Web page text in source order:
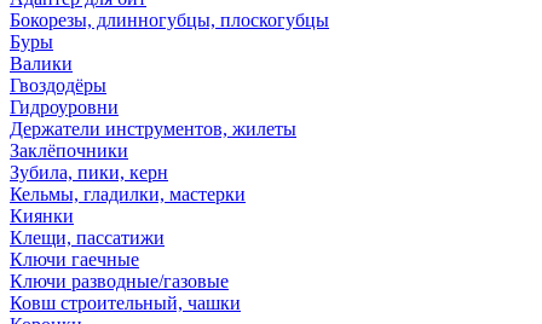
Бокорезы, длинногубцы, плоскогубцы
Буры
Валики
Гвоздодёры
Гидроуровни
Держатели инструментов, жилеты
Заклёпочники
Зубила, пики, керн
Кельмы, гладилки, мастерки
Киянки
Клещи, пассатижи
Ключи гаечные
Ключи разводные/газовые
Ковш строительный, чашки